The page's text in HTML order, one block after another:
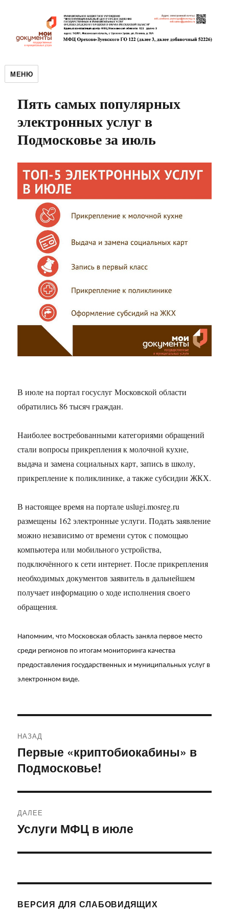
МЕНЮ
Пять самых популярных
электронных услуг в
Подмосковье за июль
В июле на портал госуслуг Московской области
обратились 86 тысяч граждан.
Наиболее востребованными категориями обращений
стали вопросы прикрепления к молочной кухне,
выдача и замена социальных карт, запись в школу,
прикрепление к поликлинике, а также субсидии ЖКХ.
В настоящее время на портале uslugi.mosreg.ru
размещены 162 электронные услуги. Подать заявление
можно независимо от времени суток с помощью
компьютера или мобильного устройства,
подключённого к сети интернет. После прикрепления
необходимых документов заявитель в дальнейшем
получает информацию о ходе исполнения своего
обращения.
Напомним, что Московская область заняла первое место
среди регионов по итогам мониторинга качества
предоставления государственных и муниципальных услуг в
электронном виде.
по
записям
НАЗАД
Предыдущая
запись:
Первые «криптобиокабины» в
Подмосковье!
ДАЛЕЕ
Следующая
Услуги МФЦ в июле
ВЕРСИЯ ДЛЯ СЛАБОВИДЯЩИХ